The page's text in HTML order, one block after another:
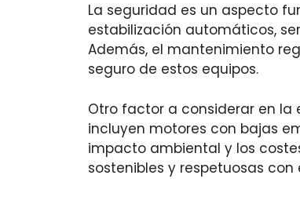
La seguridad es un aspecto
estabilización automáticos,
Además, el mantenimiento
seguro de estos equipos.
Otro factor a considerar en la
incluyen motores con bajas
impacto ambiental y los
sostenibles y respetuosas